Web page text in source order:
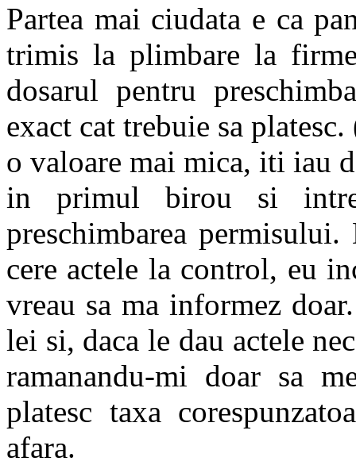
Partea mai ciudata e ca
trimis la plimbare la
dosarul pentru
exact cat trebuie sa
o valoare mai mica, iti iau
in primul birou si
preschimbarea
cere actele la control, eu
vreau sa ma informez
lei si, daca le dau actele
ramanandu-mi doar sa
platesc taxa
afara.